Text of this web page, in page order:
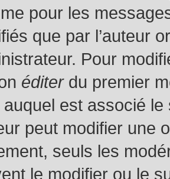
pour les
que par l’auteur
Pour
éditerdu premier
auquel est associé le
peut modifier une
seuls les
le modifier ou le